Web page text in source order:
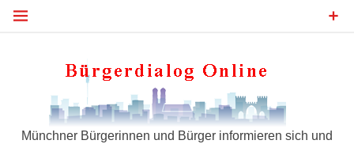
Zum
Münchner Bürgerinnen und Bürger informieren sich und